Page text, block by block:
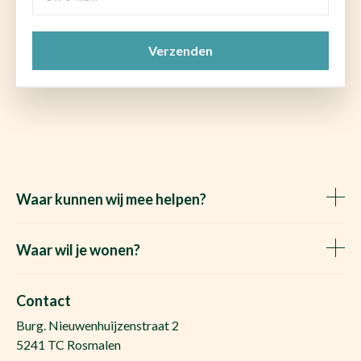
Waar kunnen wij mee helpen?
Het Waare Huis zoekt
Gratis woningwaarde
Vraag de kosten op
Waar wil je wonen?
Makelaar Den Bosch
Huis kopen Nuland
Huis kopen Berlicum
Contact
Burg. Nieuwenhuijzenstraat 2
5241 TC Rosmalen